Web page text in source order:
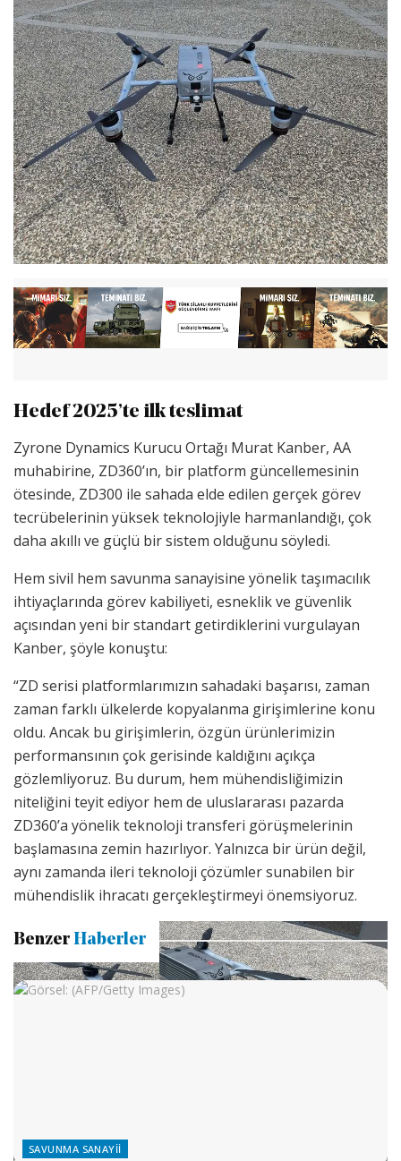
Hedef 2025’te ilk teslimat
Zyrone Dynamics Kurucu Ortağı Murat Kanber, AA
muhabirine, ZD360’ın, bir platform güncellemesinin
ötesinde, ZD300 ile sahada elde edilen gerçek görev
tecrübelerinin yüksek teknolojiyle harmanlandığı, çok
daha akıllı ve güçlü bir sistem olduğunu söyledi.
Hem sivil hem savunma sanayisine yönelik taşımacılık
ihtiyaçlarında görev kabiliyeti, esneklik ve güvenlik
açısından yeni bir standart getirdiklerini vurgulayan
Kanber, şöyle konuştu:
“ZD serisi platformlarımızın sahadaki başarısı, zaman
zaman farklı ülkelerde kopyalanma girişimlerine konu
oldu. Ancak bu girişimlerin, özgün ürünlerimizin
performansının çok gerisinde kaldığını açıkça
gözlemliyoruz. Bu durum, hem mühendisliğimizin
niteliğini teyit ediyor hem de uluslararası pazarda
ZD360’a yönelik teknoloji transferi görüşmelerinin
başlamasına zemin hazırlıyor. Yalnızca bir ürün değil,
aynı zamanda ileri teknoloji çözümler sunabilen bir
mühendislik ihracatı gerçekleştirmeyi önemsiyoruz.
Benzer Haberler
SAVUNMA SANAYII